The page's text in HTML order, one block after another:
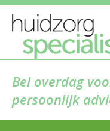
Bel overdag
persoonlijk